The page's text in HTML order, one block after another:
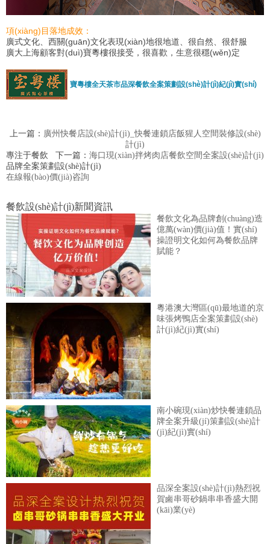
項(xiàng)目落地成效：
廣式文化、西關(guān)文化表現(xiàn)地很地道、很自然、很舒服
廣大上海顧客對(duì)寶粵樓很接受，很喜歡，生意很穩(wěn)定
寶粵樓全天茶市品深餐飲全案策劃設(shè)計(jì)紀(jì)實(shí)
上一篇： 廣州快餐店設(shè)計(jì)_快餐連鎖店飯猩人空間裝修設(shè)
計(jì)
下一篇： 海口現(xiàn)拌烤肉店餐飲空間全案設(shè)計(jì)
專注于餐飲
品牌全案策劃設(shè)計(jì)
在線報(bào)價(jià)咨詢
餐飲設(shè)計(jì)新聞資訊
餐飲文化為品牌創(chuàng)造
億萬(wàn)價(jià)值！實(shí)
操證明文化如何為餐飲品牌
賦能？
粵港澳大灣區(qū)最地道的京
味張烤鴨店全案策劃設(shè)
計(jì)紀(jì)實(shí)
南小碗現(xiàn)炒快餐連鎖品
牌全案升級(jí)策劃設(shè)計
(jì)紀(jì)實(shí)
品深全案設(shè)計(jì)熱烈祝
賀鹵串哥砂鍋串串香盛大開
(kāi)業(yè)